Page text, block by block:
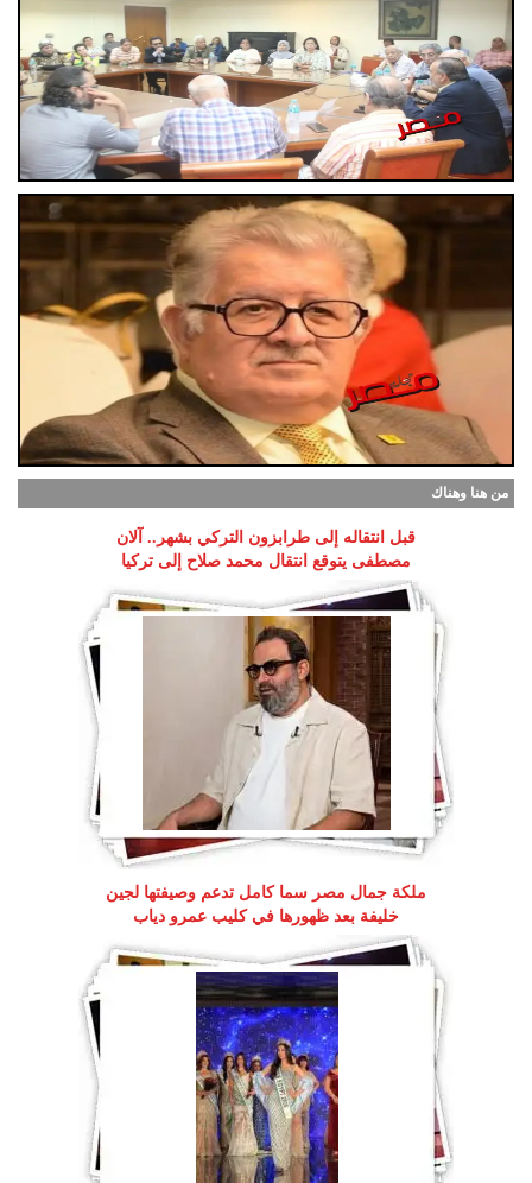
من هنا وهناك
قبل انتقاله إلى طرابزون التركي بشهر.. آلان
مصطفى يتوقع انتقال محمد صلاح إلى تركيا
ملكة جمال مصر سما كامل تدعم وصيفتها لجين
خليفة بعد ظهورها في كليب عمرو دياب